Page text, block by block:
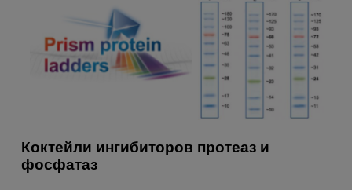
Коктейли ингибиторов протеаз и
фосфатаз